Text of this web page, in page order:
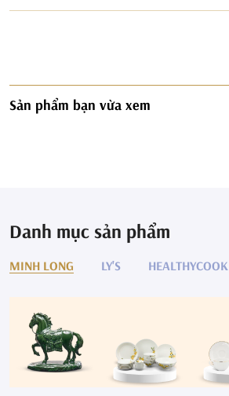
Sản phẩm bạn vừa xem
Danh mục sản phẩm
MINH LONG LY'S HEALTHYCOOK